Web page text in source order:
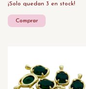
¡Solo quedan 3 en stock!